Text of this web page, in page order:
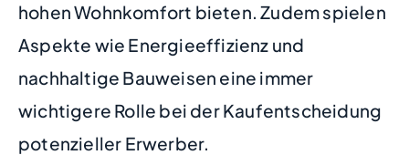
hohen Wohnkomfort bieten. Zudem spielen
Aspekte wie Energieeffizienz und
nachhaltige Bauweisen eine immer
wichtigere Rolle bei der Kaufentscheidung
potenzieller Erwerber.